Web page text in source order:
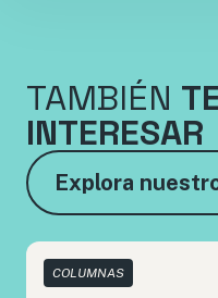
TAMBIÉN
INTERESAR
Explora
COLUMNAS